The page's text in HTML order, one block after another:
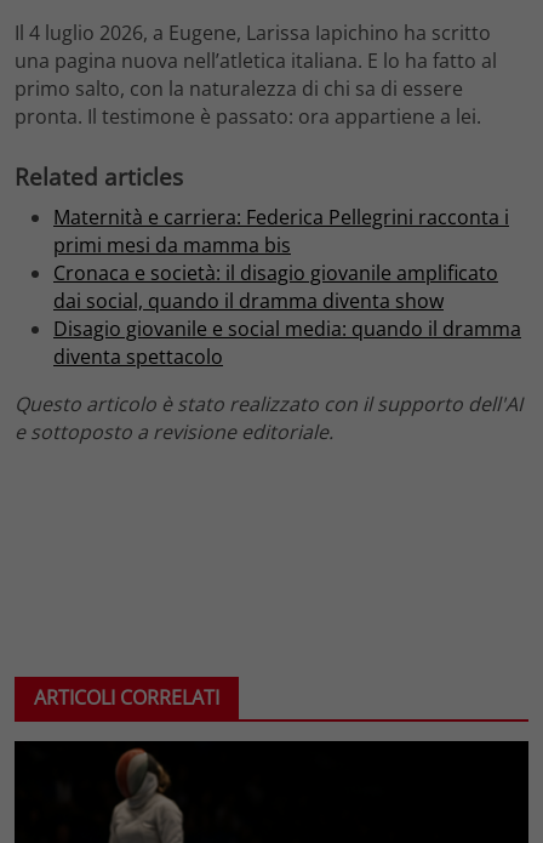
Il 4 luglio 2026, a Eugene, Larissa Iapichino ha scritto
una pagina nuova nell’atletica italiana. E lo ha fatto al
primo salto, con la naturalezza di chi sa di essere
pronta. Il testimone è passato: ora appartiene a lei.
Related articles
Maternità e carriera: Federica Pellegrini racconta i
primi mesi da mamma bis
Cronaca e società: il disagio giovanile amplificato
dai social, quando il dramma diventa show
Disagio giovanile e social media: quando il dramma
diventa spettacolo
Questo articolo è stato realizzato con il supporto dell'AI
e sottoposto a revisione editoriale.
ARTICOLI CORRELATI